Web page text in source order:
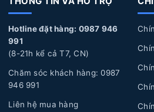
chảy vào bàn phím, gây hỏng
cách.
Lỗi kỹ thuật:Một số lỗi kỹ
thể xuất hiện sau một thời gian
vấn đề về bàn phím như:
tróc nút phím...
Hotline đặt hàng: 0987 946
991
(8-21h kể cả T7, CN)
Chăm sóc khách hàng: 0987
946 991
Liên hệ mua hàng